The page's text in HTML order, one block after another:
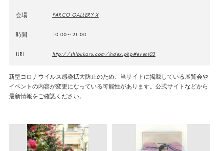
会場 PARCO GALLERY X
時間 10:00～21:00
URL http://shibukaru.com/index.php#event03
新型コロナウイルス感染拡大防止のため、当サイトに掲載している展覧会や
イベントの内容が変更になっている可能性があります。公式サイトなどから
最新情報をご確認ください。